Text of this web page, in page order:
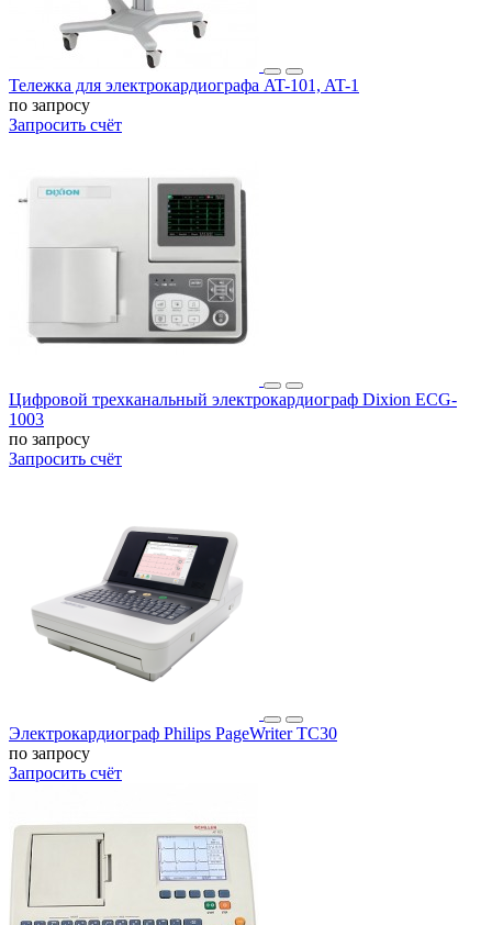
Тележка для электрокардиографа AT-101, AT-1
по запросу
Запросить счёт
Цифровой трехканальный электрокардиограф Dixion ECG-
1003
по запросу
Запросить счёт
Электрокардиограф Philips PageWriter TC30
по запросу
Запросить счёт